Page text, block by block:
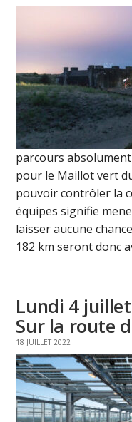
parcours
pour le Maillot vert
pouvoir contrôler la
équipes signifie
laisser aucune
182 km seront donc
Lundi 4
Sur la route
18 JUILLET 2022